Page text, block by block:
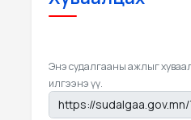
Энэ судалгааны ажлыг
илгээнэ үү.